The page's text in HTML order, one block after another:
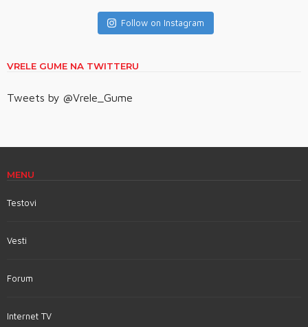
Follow on Instagram
VRELE GUME NA TWITTERU
Tweets by @Vrele_Gume
MENU
Testovi
Vesti
Forum
Internet TV